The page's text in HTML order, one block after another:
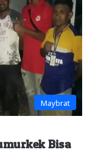
Maybrat
Bisa